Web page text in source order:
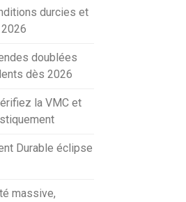
durcies et
doublées
dès 2026
la VMC et
Durable éclipse
massive,